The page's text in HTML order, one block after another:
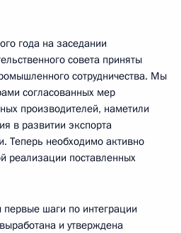
года на заседании
совета приняты
сотрудничества. Мы
согласованных мер
производителей, наметили
в развитии экспорта
Теперь необходимо активно
реализации поставленных
шаги по интеграции
и утверждена